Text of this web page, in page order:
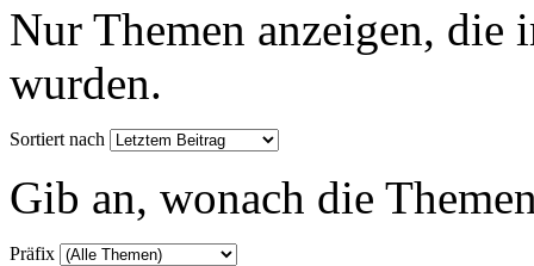
Nur Themen anzeigen, die
wurden.
Sortiert nach
Gib an, wonach die
Präfix